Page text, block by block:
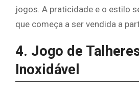
jogos. A praticidade e o estilo
que começa a ser vendida a
4. Jogo de
Inoxidável